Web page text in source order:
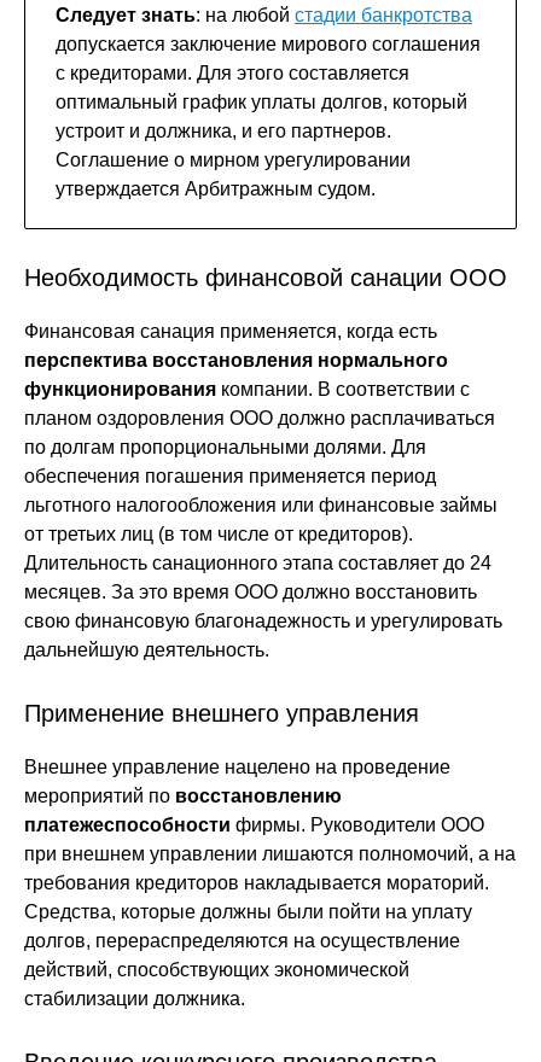
Следует знать: на любой стадии банкротства
допускается заключение мирового соглашения
с кредиторами. Для этого составляется
оптимальный график уплаты долгов, который
устроит и должника, и его партнеров.
Соглашение о мирном урегулировании
утверждается Арбитражным судом.
Необходимость финансовой санации ООО
Финансовая санация применяется, когда есть
перспектива восстановления нормального
функционирования компании. В соответствии с
планом оздоровления ООО должно расплачиваться
по долгам пропорциональными долями. Для
обеспечения погашения применяется период
льготного налогообложения или финансовые займы
от третьих лиц (в том числе от кредиторов).
Длительность санационного этапа составляет до 24
месяцев. За это время ООО должно восстановить
свою финансовую благонадежность и урегулировать
дальнейшую деятельность.
Применение внешнего управления
Внешнее управление нацелено на проведение
мероприятий по восстановлению
платежеспособности фирмы. Руководители ООО
при внешнем управлении лишаются полномочий, а на
требования кредиторов накладывается мораторий.
Средства, которые должны были пойти на уплату
долгов, перераспределяются на осуществление
действий, способствующих экономической
стабилизации должника.